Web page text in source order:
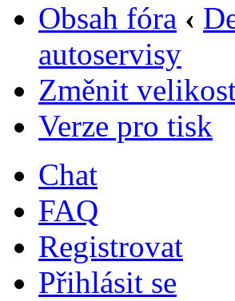
Obsah fóra ‹
autoservisy
Změnit
Verze pro tisk
Chat
FAQ
Registrovat
Přihlásit se